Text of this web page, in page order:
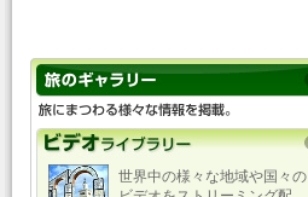
世界中の様々な地域や国々の